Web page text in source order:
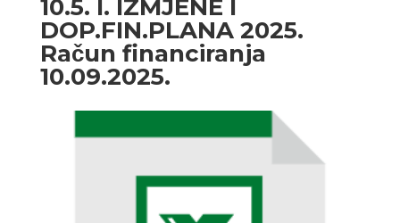
10.5. I. IZMJENE I
DOP.FIN.PLANA 2025.
Račun financiranja
10.09.2025.